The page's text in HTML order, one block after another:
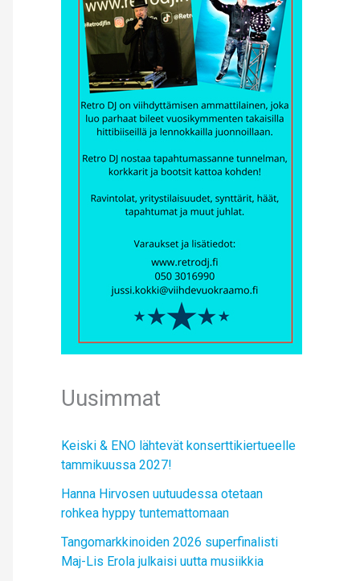
Uusimmat
Keiski & ENO lähtevät konserttikiertueelle
tammikuussa 2027!
Hanna Hirvosen uutuudessa otetaan
rohkea hyppy tuntemattomaan
Tangomarkkinoiden 2026 superfinalisti
Maj-Lis Erola julkaisi uutta musiikkia